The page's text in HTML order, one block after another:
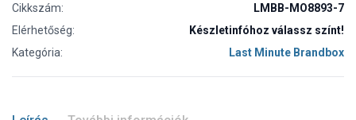
Cikkszám:
LMBB-MO8893-7
Elérhetőség:
Készletinfóhoz válassz színt!
Kategória:
Last Minute Brandbox